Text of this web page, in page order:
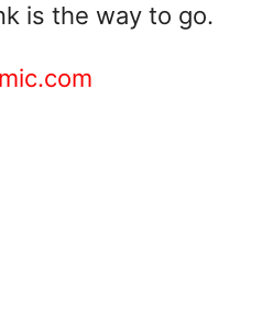
is the way to go.